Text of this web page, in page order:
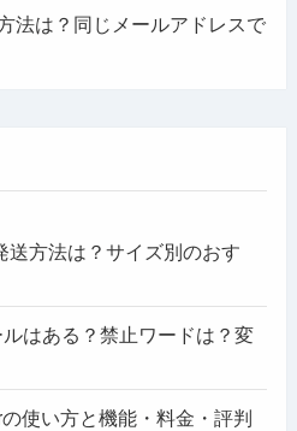
法は？同じメールアドレスで
送方法は？サイズ別のおす
はある？禁止ワードは？変
使い方と機能・料金・評判